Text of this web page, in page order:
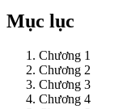
Mục lục
Chương 1
Chương 2
Chương 3
Chương 4